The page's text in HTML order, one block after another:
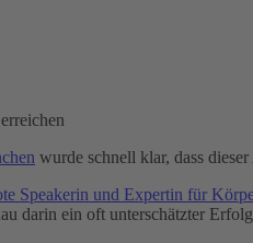
wurde schnell klar, dass
Speakerin und Expertin für
darin ein oft unterschätzter